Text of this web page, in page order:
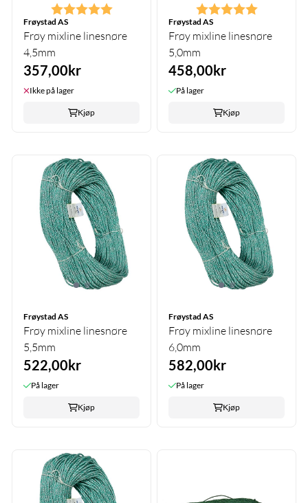
Karakter: 5.0 av 5 mulige
Frøystad AS
Frøy mixline linesnøre
4,5mm
357,00kr
Ikke på lager
Kjøp
Karakter: 5.0 av 5
Frøystad AS
Frøy mixline linesnøre
5,0mm
458,00kr
På lager
Kjøp
Frøystad AS
Frøy mixline linesnøre
5,5mm
522,00kr
På lager
Kjøp
Frøystad AS
Frøy mixline linesnøre
6,0mm
582,00kr
På lager
Kjøp